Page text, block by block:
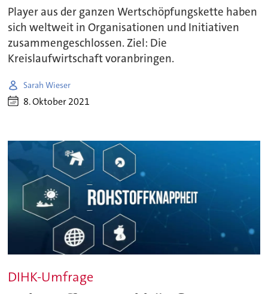
Player aus der ganzen Wertschöpfungskette haben
sich weltweit in Organisationen und Initiativen
zusammengeschlossen. Ziel: Die
Kreislaufwirtschaft voranbringen.
Sarah Wieser
8. Oktober 2021
DIHK-Umfrage